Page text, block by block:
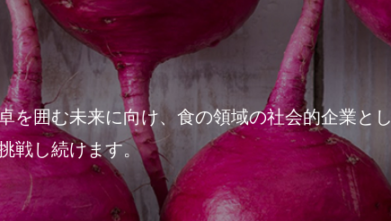
を囲む未来に向け、食の領域の社会的企業とし
戦し続けます。